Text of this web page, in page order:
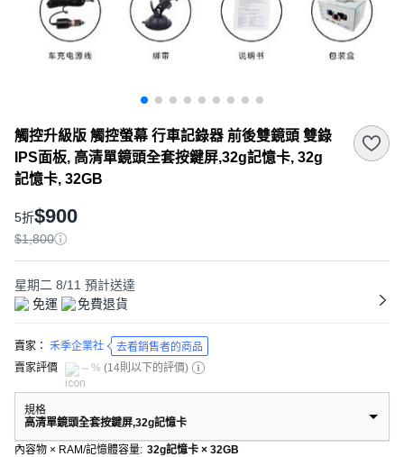
觸控升級版 觸控螢幕 行車記錄器 前後雙鏡頭 雙錄
IPS面板, 高清單鏡頭全套按鍵屏,32g記憶卡, 32g
記憶卡, 32GB
5折$900
$1,800
星期二 8/11 預計送達
免運
免費退貨
賣家： 禾季企業社
去看銷售者的商品
賣家評價
-- % (14則以下的評價)
規格
高清單鏡頭全套按鍵屏,32g記憶卡
內容物 × RAM/記憶體容量: 32g記憶卡 × 32GB